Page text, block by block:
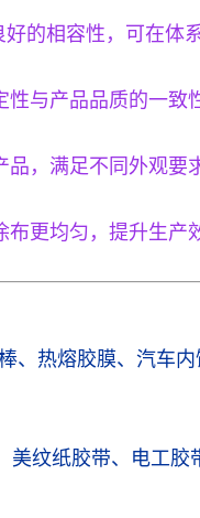
的相容性，可在体
与产品品质的一致
，满足不同外观要
更均匀，提升生产
、热熔胶膜、汽车
美纹纸胶带、电工胶